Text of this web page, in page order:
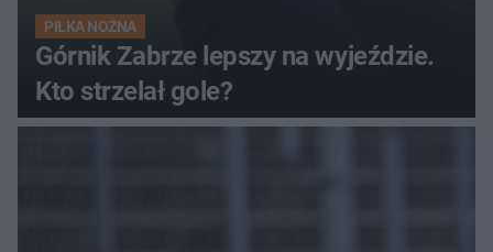
PIŁKA NOŻNA
Górnik Zabrze lepszy na wyjeździe.
Kto strzelał gole?